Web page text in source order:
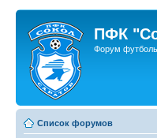
ПФК
Форум
Список форумов